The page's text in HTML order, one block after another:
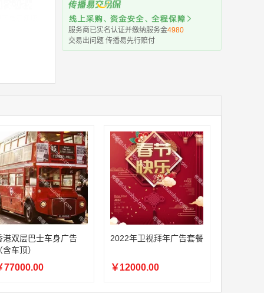
服务商已实名认证并缴纳服务金4980
交易出问题 传播易先行赔付
港双层巴士车身广告
含车顶）
77000.00
2022年卫视拜年广告套餐
￥12000.00